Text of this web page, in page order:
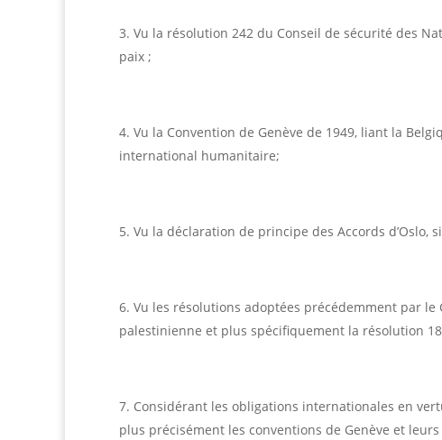
Vu la résolution 242 du Conseil de sécurité des
paix ;
Vu la Convention de Genève de 1949, liant la
international humanitaire;
Vu la déclaration de principe des Accords d’Oslo,
Vu les résolutions adoptées précédemment par
palestinienne et plus spécifiquement la résolution
Considérant les obligations internationales en
plus précisément les conventions de Genève et